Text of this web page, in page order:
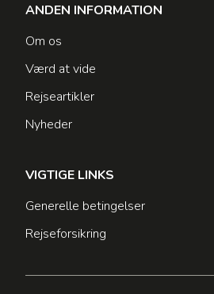
ANDEN INFORMATION
Om os
Værd at vide
Rejseartikler
Nyheder
VIGTIGE LINKS
Generelle betingelser
Rejseforsikring